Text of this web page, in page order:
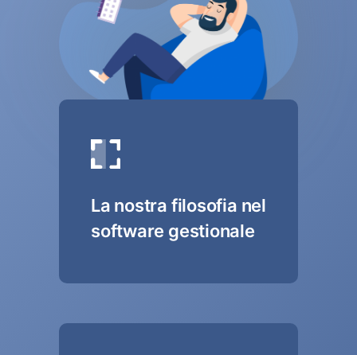
La nostra filosofia nel
software gestionale